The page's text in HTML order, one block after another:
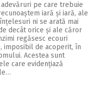
adevăruri pe care trebuie
iară și iară, ale
ni se arată mai
decât orice și ale căror
regăsesc ecouri
imposibil de acoperit, în
Acestea sunt
care evidențiază